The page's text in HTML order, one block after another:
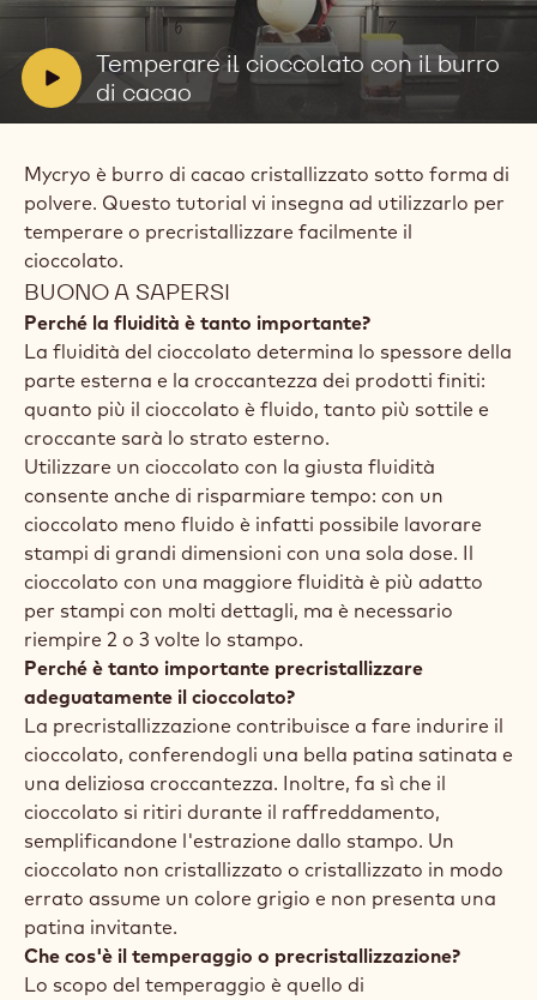
V
i
d
o
Temperare il cioccolato con il burro
di cacao
il
Temperare
cioccolato
cacao
Mycryo è burro di cacao cristallizzato sotto forma di
polvere. Questo tutorial vi insegna ad utilizzarlo per
temperare o precristallizzare facilmente il
cioccolato.
BUONO A SAPERSI
Perché la fluidità è tanto importante?
La fluidità del cioccolato determina lo spessore della
parte esterna e la croccantezza dei prodotti finiti:
quanto più il cioccolato è fluido, tanto più sottile e
croccante sarà lo strato esterno.
Utilizzare un cioccolato con la giusta fluidità
consente anche di risparmiare tempo: con un
cioccolato meno fluido è infatti possibile lavorare
stampi di grandi dimensioni con una sola dose. Il
cioccolato con una maggiore fluidità è più adatto
per stampi con molti dettagli, ma è necessario
riempire 2 o 3 volte lo stampo.
Perché è tanto importante precristallizzare
adeguatamente il cioccolato?
La precristallizzazione contribuisce a fare indurire il
cioccolato, conferendogli una bella patina satinata e
una deliziosa croccantezza. Inoltre, fa sì che il
cioccolato si ritiri durante il raffreddamento,
semplificandone l'estrazione dallo stampo. Un
cioccolato non cristallizzato o cristallizzato in modo
errato assume un colore grigio e non presenta una
patina invitante.
Che cos'è il temperaggio o precristallizzazione?
Lo scopo del temperaggio è quello di